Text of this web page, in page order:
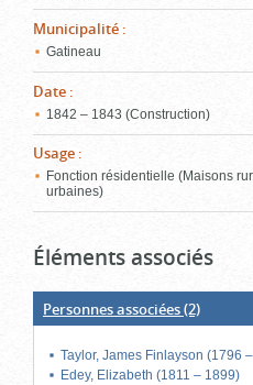
Municipalité :
Gatineau
Date :
1842 – 1843 (Construction)
Usage :
Fonction résidentielle (Maisons
urbaines)
Éléments associés
Personnes associées(2)
Taylor, James Finlayson (1796
Edey, Elizabeth (1811 – 1899)